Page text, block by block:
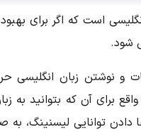
است که اگر برای
شود.
و نوشتن زبان انگلیسی
برای آن که بتوانید به
دادن توانایی لیسنینگ،